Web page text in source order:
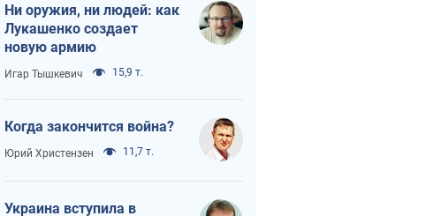
Ни оружия, ни людей: как
Лукашенко создает
новую армию
Игар Тышкевич 15,9 т.
Когда закончится война?
Юрий Христензен 11,7 т.
Украина вступила в